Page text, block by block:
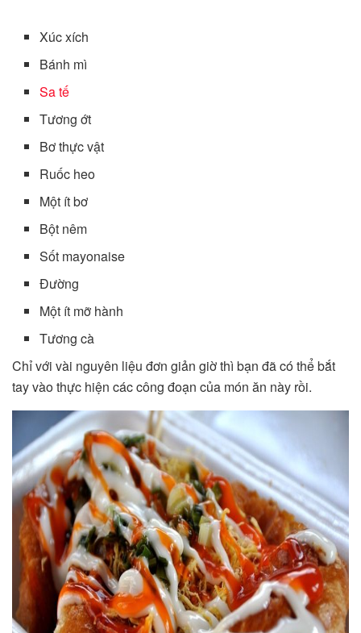
Xúc xích
Bánh mì
Sa tế
Tương ớt
Bơ thực vật
Ruốc heo
Một ít bơ
Bột nêm
Sốt mayonaise
Đường
Một ít mỡ hành
Tương cà
Chỉ với vài nguyên liệu đơn giản giờ thì bạn đã có thể bắt
tay vào thực hiện các công đoạn của món ăn này rồi.